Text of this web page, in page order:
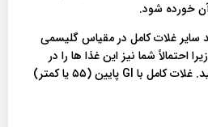
آن خورده شود.
سایر غلات کامل در مقیاس گلیسمی
احتمالاً شما نیز این غذا ها را در
رژیم غذایی خود قرار می‌دهید. غلات کامل با GI پایین (۵۵ یا کمتر)